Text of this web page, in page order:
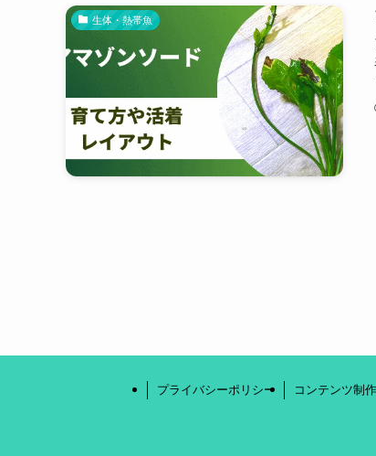
生体・熱帯魚
プライバシーポリシー コンテンツ制